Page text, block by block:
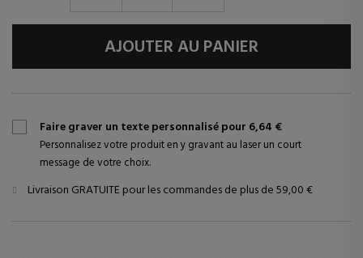
AJOUTER AU PANIER
Faire graver un texte personnalisé pour 6,64 €
Personnalisez votre produit en y gravant au laser un court
message de votre choix.
Livraison GRATUITE pour les commandes de plus de 59,00 €